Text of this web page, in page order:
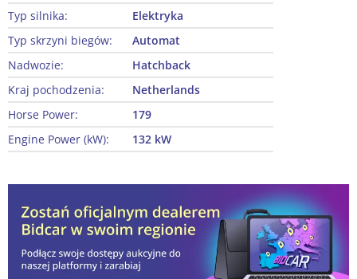
Typ silnika:
Elektryka
Typ skrzyni biegów:
Automat
Nadwozie:
Hatchback
Kraj pochodzenia:
Netherlands
Horse Power:
179
Engine Power (kW):
132 kW